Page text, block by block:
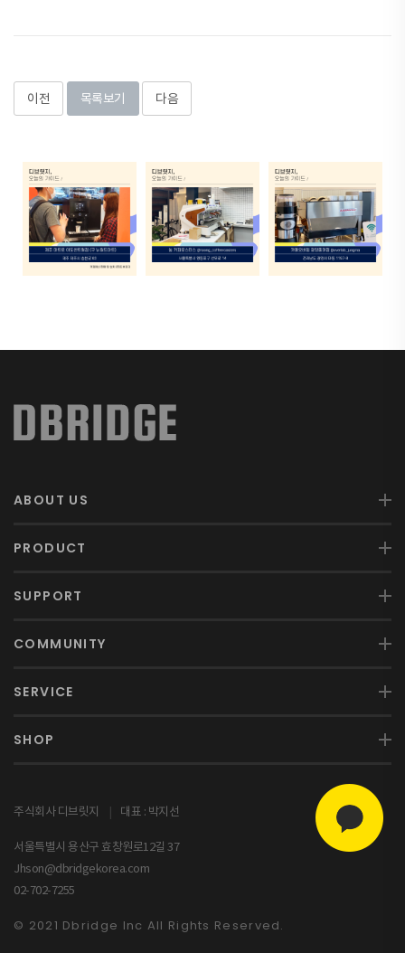
이전 목록보기 다음
ABOUT US
PRODUCT
SUPPORT
COMMUNITY
SERVICE
SHOP
주식회사 디브릿지 | 대표 : 박지선
서울특별시 용산구 효창원로12길 37
Jhson@dbridgekorea.com
02-702-7255
© 2021 Dbridge Inc All Rights Reserved.